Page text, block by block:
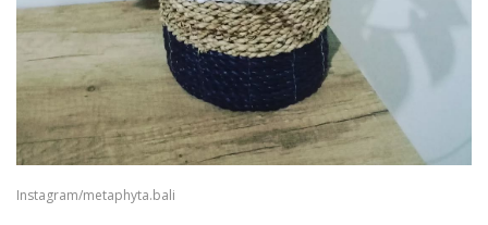
Instagram/metaphyta.bali